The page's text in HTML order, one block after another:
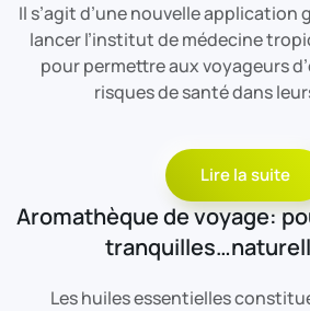
Il s’agit d’une nouvelle
lancer l’institut de médecine
pour permettre aux voyageurs
risques de santé dans
Lire la suite
Aromathèque de voyage:
Les huiles essentielles